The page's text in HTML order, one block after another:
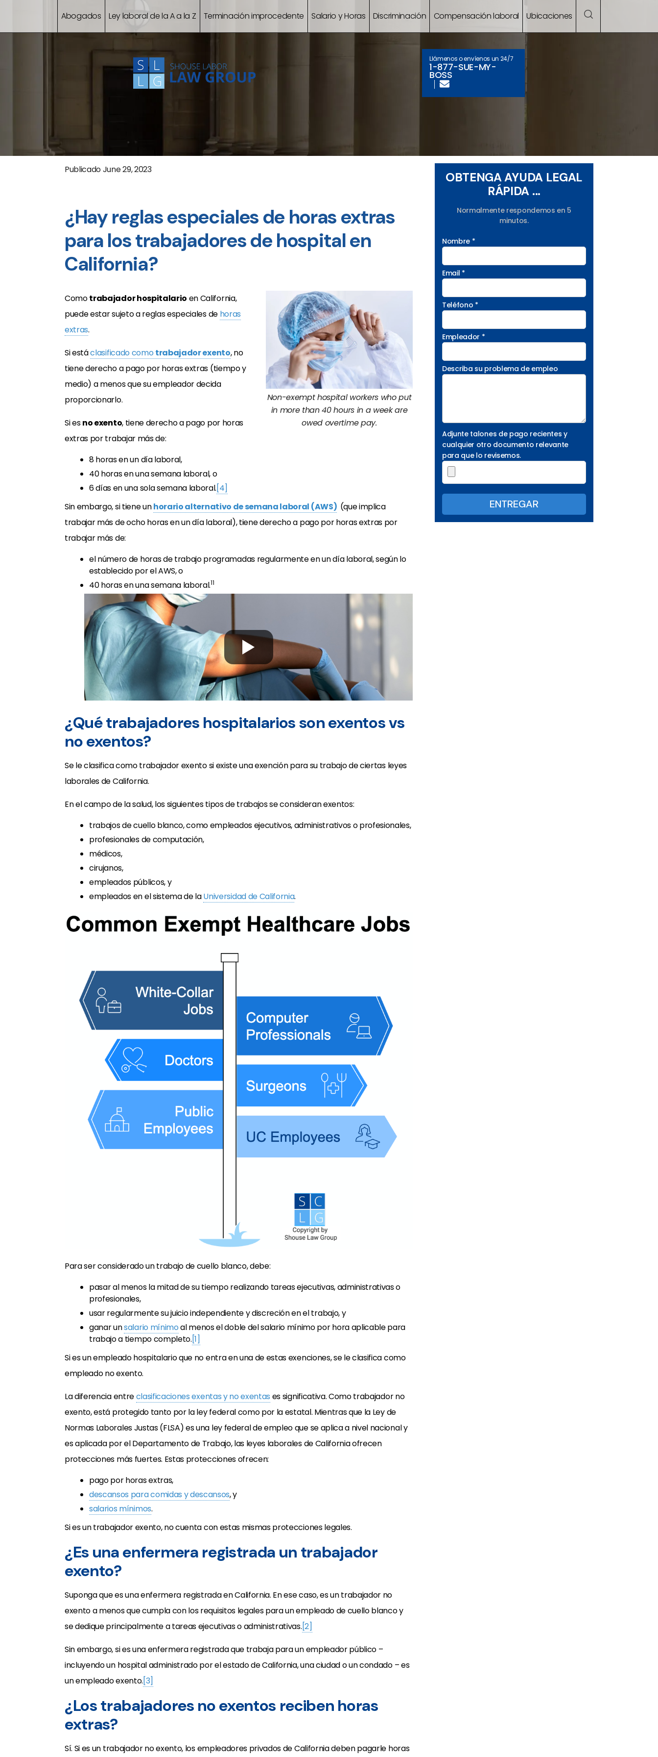
Abogados Ley laboral de la A a la Z Terminación improcedente Salario y Horas Discriminación Compensación laboral Ubicaciones
Llámenos o envíenos un 24/7
1-877-SUE-MY-
BOSS
PublicadoJune 29, 2023
¿Hay reglas especiales de horas extras
para los trabajadores de hospital en
California?
Non-exempt hospital workers who put
in more than 40 hours in a week are
owed overtime pay.
Comotrabajador hospitalario en California,
puede estar sujeto a reglas especiales de horas
extras.
Si estáclasificado como trabajador exento, no
tiene derecho a pago por horas extras (tiempo y
medio) a menos que su empleador decida
proporcionarlo.
Si esno exento, tiene derecho a pago por horas
extras por trabajar más de:
8 horas en un día laboral,
40 horas en una semana laboral, o
6 días en una sola semana laboral.[4]
Sin embargo, si tiene unhorario alternativo de semana laboral (AWS) (que implica
trabajar más de ocho horas en un día laboral), tiene derecho a pago por horas extras por
trabajar más de:
el número de horas de trabajo programadas regularmente en un día laboral, según lo
establecido por el AWS, o
40 horas en una semana laboral.11
¿Qué trabajadores hospitalarios son exentos vs
no exentos?
Se le clasifica como trabajador exento si existe una exención para su trabajo de ciertas leyes
laborales de California.
En el campo de la salud, los siguientes tipos de trabajos se consideran exentos:
trabajos de cuello blanco, como empleados ejecutivos, administrativos o profesionales,
profesionales de computación,
médicos,
cirujanos,
empleados públicos, y
empleados en el sistema de laUniversidad de California.
Para ser considerado un trabajo de cuello blanco, debe:
pasar al menos la mitad de su tiempo realizando tareas ejecutivas, administrativas o
profesionales,
usar regularmente su juicio independiente y discreción en el trabajo, y
ganar unsalario mínimoal menos el doble del salario mínimo por hora aplicable para
trabajo a tiempo completo.[1]
Si es un empleado hospitalario que no entra en una de estas exenciones, se le clasifica como
empleado no exento.
La diferencia entreclasificaciones exentas y no exentas es significativa. Como trabajador no
exento, está protegido tanto por la ley federal como por la estatal. Mientras que la Ley de
Normas Laborales Justas (FLSA) es una ley federal de empleo que se aplica a nivel nacional y
es aplicada por el Departamento de Trabajo, las leyes laborales de California ofrecen
protecciones más fuertes. Estas protecciones ofrecen:
pago por horas extras,
descansos para comidas y descansos, y
salarios mínimos.
Si es un trabajador exento, no cuenta con estas mismas protecciones legales.
¿Es una enfermera registrada un trabajador
exento?
Suponga que es una enfermera registrada en California. En ese caso, es un trabajador no
exento a menos que cumpla con los requisitos legales para un empleado de cuello blanco y
se dedique principalmente a tareas ejecutivas o administrativas.[2]
Sin embargo, si es una enfermera registrada que trabaja para un empleador público –
incluyendo un hospital administrado por el estado de California, una ciudad o un condado – es
un empleado exento.[3]
¿Los trabajadores no exentos reciben horas
extras?
Sí. Si es un trabajador no exento, los empleadores privados de California deben pagarle horas
OBTENGA AYUDA LEGAL
RÁPIDA ...
Normalmente respondemos en 5
minutos.
Nombre *
Email *
Teléfono *
Empleador *
Describa su problema de empleo
Adjunte talones de pago recientes y
cualquier otro documento relevante
para que lo revisemos.